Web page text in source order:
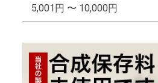
5,001円 〜 10,000円